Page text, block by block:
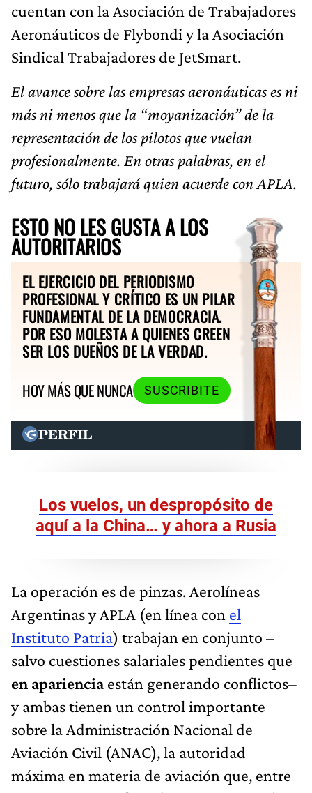
cuentan con la Asociación de Trabajadores
Aeronáuticos de Flybondi y la Asociación
Sindical Trabajadores de JetSmart.
El avance sobre las empresas aeronáuticas es ni
más ni menos que la “moyanización” de la
representación de los pilotos que vuelan
profesionalmente. En otras palabras, en el
futuro, sólo trabajará quien acuerde con APLA.
ESTO NO LES GUSTA A LOS
AUTORITARIOS
EL EJERCICIO DEL PERIODISMO
PROFESIONAL Y CRÍTICO ES UN PILAR
FUNDAMENTAL DE LA DEMOCRACIA.
POR ESO MOLESTA A QUIENES CREEN
SER LOS DUEÑOS DE LA VERDAD.
HOY MÁS QUE NUNCA
SUSCRIBITE
Los vuelos, un despropósito de
aquí a la China… y ahora a Rusia
La operación es de pinzas. Aerolíneas
Argentinas y APLA (en línea con el
Instituto Patria) trabajan en conjunto –
salvo cuestiones salariales pendientes que
en aparienciaestán generando conflictos–
y ambas tienen un control importante
sobre la Administración Nacional de
Aviación Civil (ANAC), la autoridad
máxima en materia de aviación que, entre